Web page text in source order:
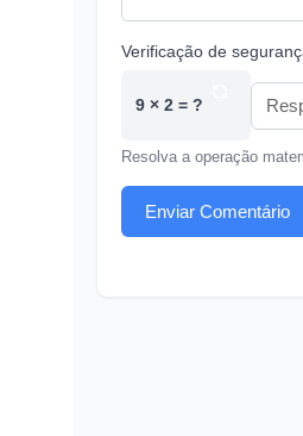
Verificação de
9 × 2 = ?
Resolva a operação
Enviar Comentário